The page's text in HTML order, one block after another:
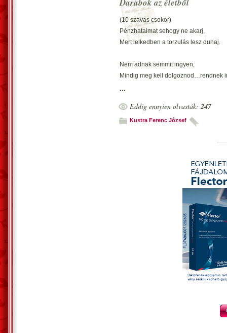
Vecsés, 2024. július 3. -Kustra
Darabok az életből
(10 szavas csokor)
Pénzhatalmat sehogy ne akarj,
Mert lelkedben a torzulás lesz duhaj.
Nem adnak semmit ingyen,
Mindig meg kell dolgoznod…rendnek
Csak elvégzed-e azt mi küzdemény?
Üres-palotában egyedül, hideg falak
Olyan, mint elbújni magad mögött.
Szerencsével haladhat végig… az
Vecsés, 2021. szeptember 5. – Kustra
...
Eddig ennyien olvasták:247
Kustra Ferenc József